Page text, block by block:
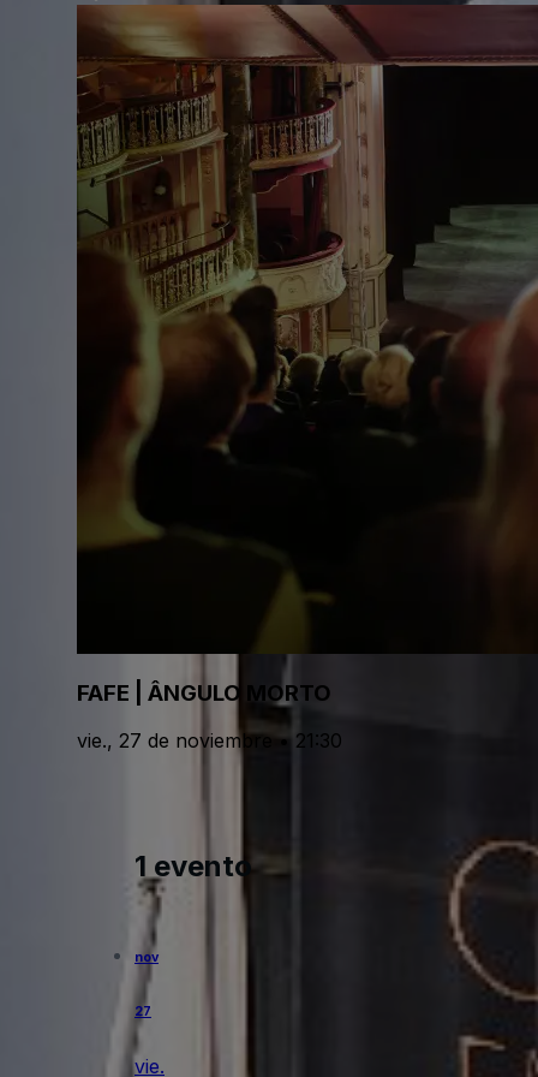
FAFE | ÂNGULO MORTO
vie., 27 de noviembre • 21:30
1 evento
nov
27
vie.